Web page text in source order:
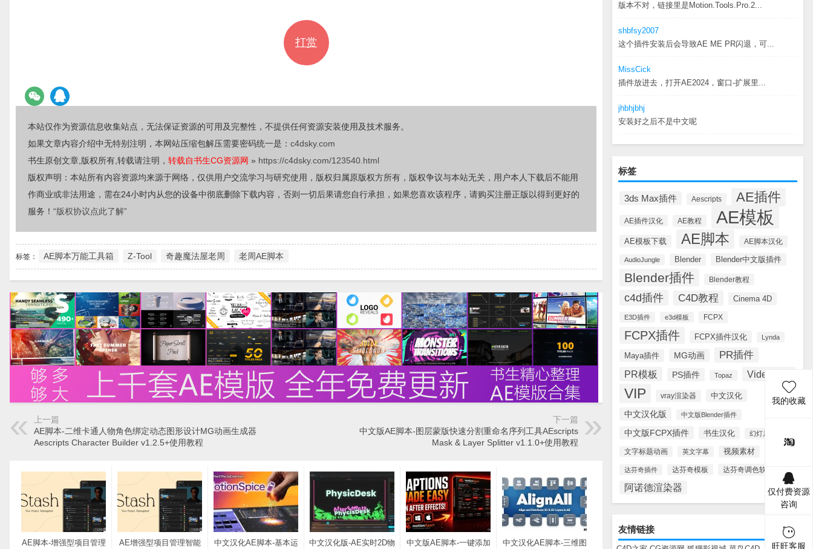
版本不对，链接里是Motion.Tools.Pro.2...
shbfsy2007
这个插件安装后会导致AE ME PR闪退，可...
MissCick
插件放进去，打开AE2024，窗口-扩展里...
jhbhjbhj
安装好之后不是中文呢
标签
3ds Max插件 Aescripts AE插件
AE插件汉化 AE教程 AE模板
AE模板下载 AE脚本 AE脚本汉化
AudioJungle Blender Blender中文版插件
Blender插件 Blender教程
c4d插件 C4D教程 Cinema 4D
E3D插件 e3d模板 FCPX
FCPX插件 FCPX插件汉化 Lynda
Maya插件 MG动画 PR插件
PR模板 PS插件 Topaz Videohive
VIP vray渲染器 中文汉化
中文汉化版 中文版Blender插件
中文版FCPX插件 书生汉化 幻灯片模板
文字标题动画 英文字幕 视频素材
达芬奇插件 达芬奇模板 达芬奇调色软件
阿诺德渲染器
友情链接
打赏
本站仅作为资源信息收集站点，无法保证资源的可用及完整性，不提供任何资源安装使用及技术服务。
如果文章内容介绍中无特别注明，本网站压缩包解压需要密码统一是： c4dsky.com
书生原创文章,版权所有,转载请注明， 转载自书生CG资源网 » https://c4dsky.com/123540.html
版权声明：本站所有内容资源均来源于网络，仅供用户交流学习与研究使用，版权归属原版权方所有，版权争议与本站无关，用户本人下载后不能用
作商业或非法用途，需在24小时内从您的设备中彻底删除下载内容，否则一切后果请您自行承担，如果您喜欢该程序，请购买注册正版以得到更好的
服务！ “版权协议点此了解”
标签： AE脚本万能工具箱 Z-Tool 奇趣魔法屋老周 老周AE脚本
上一篇
AE脚本-二维卡通人物角色绑定动态图形设计MG动画生成器
Aescripts Character Builder v1.2.5+使用教程
下一篇
中文版AE脚本-图层蒙版快速分割重命名序列工具AEscripts
Mask & Layer Splitter v1.1.0+使用教程
AE脚本-增强型项目管理 AE增强型项目管理智能 中文汉化AE脚本-基本运 中文汉化版-AE实时2D物 中文版AE脚本-一键添加 中文汉化AE脚本-三维图
我的收藏
仅付费资源
咨询
旺旺客服